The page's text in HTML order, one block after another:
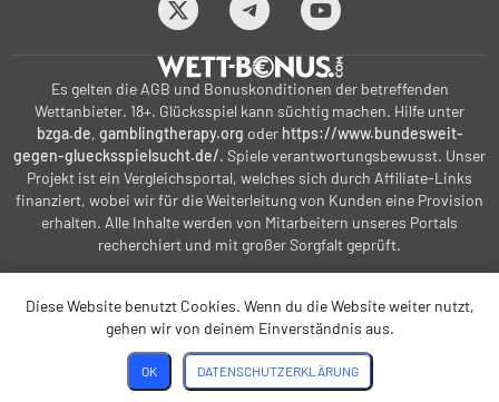
Es gelten die AGB und Bonuskonditionen der betreffenden
Wettanbieter. 18+. Glücksspiel kann süchtig machen. Hilfe unter
bzga.de, gamblingtherapy.org oder https://www.bundesweit-
gegen-gluecksspielsucht.de/. Spiele verantwortungsbewusst. Unser
Projekt ist ein Vergleichsportal, welches sich durch Affiliate-Links
finanziert, wobei wir für die Weiterleitung von Kunden eine Provision
erhalten. Alle Inhalte werden von Mitarbeitern unseres Portals
recherchiert und mit großer Sorgfalt geprüft.
bonus-betting.dk
bonus-parissportifs-gratuits.com
kalyteri-stoiximatiki.gr
sportfogadas-magyarorszagon1.hu
weddenbonus.com
wett-bonus.com
Diese Website benutzt Cookies. Wenn du die Website weiter nutzt,
gehen wir von deinem Einverständnis aus.
OK DATENSCHUTZERKLÄRUNG